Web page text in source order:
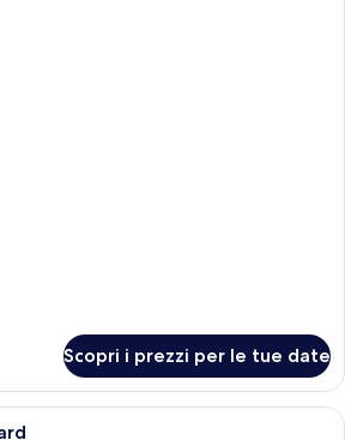
Scopri i prezzi per le tue date
Camera d'albergo con due letti, un